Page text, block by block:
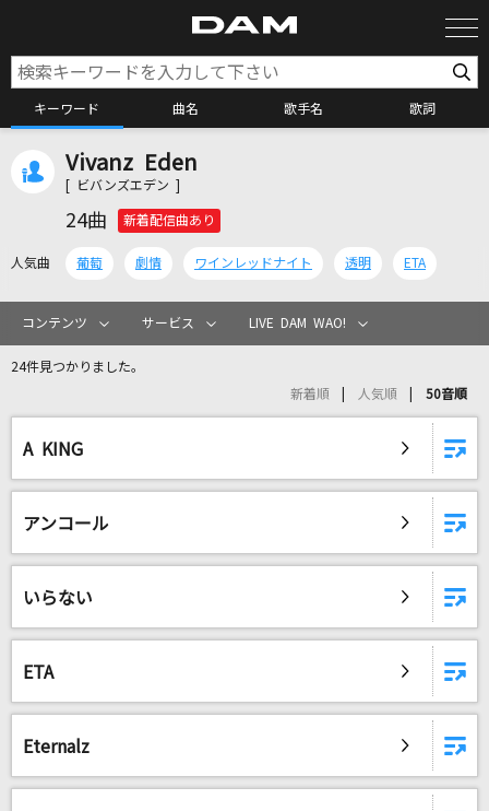
キーワード 曲名 歌手名 歌詞
カラオケ検索
カラオケリクエスト
[生音]メロディー
玉置浩二
＝LOVE
恋人
[生音]闘う戦士たちへ愛を込めて
サザンオールスターズ
Vivanz Eden
[ ビバンズエデン ]
24曲 新着配信曲あり
人気曲 葡萄 劇情 ワインレッドナイト 透明 ETA
コンテンツ サービス LIVE DAM WAO!
24件見つかりました。
新着順 人気順 50音順
A KING
アンコール
いらない
ETA
Eternalz